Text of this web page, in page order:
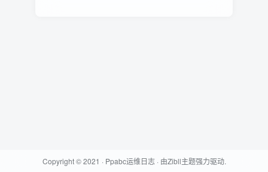
Copyright © 2021 · Ppabc运维日志· 由Zibll主题强力驱动.